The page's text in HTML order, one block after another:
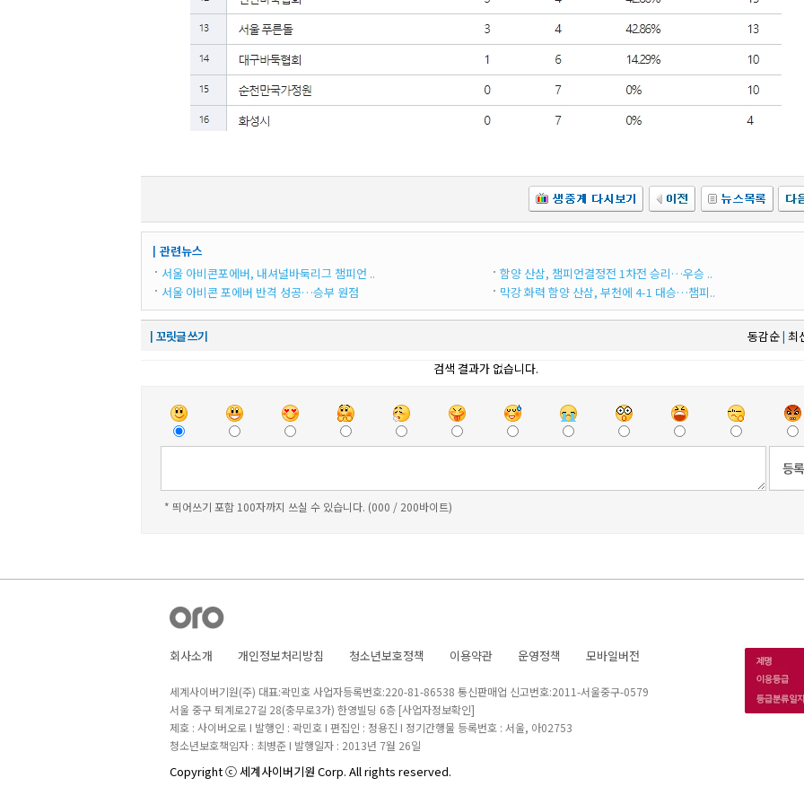
┃관련뉴스
서울 아비콘포에버, 내셔널바둑리그 챔피언 ..
서울 아비콘 포에버 반격 성공…승부 원점
함양 산삼, 챔피언결정전 1차전 승리…우승 ..
막강 화력 함양 산삼, 부천에 4-1 대승…챔피..
┃꼬릿글 쓰기 동감순| 최
검색 결과가 없습니다.
* 띄어쓰기 포함 100자까지 쓰실 수 있습니다. (000 / 200바이트)
회사소개 개인정보처리방침 청소년보호정책 이용약관 운영정책 모바일버전
세계사이버기원(주) 대표:곽민호 사업자등록번호:220-81-86538 통신판매업 신고번호:2011-서울중구-0579
서울 중구 퇴계로27길 28(충무로3가) 한영빌딩 6층 [사업자정보확인]
제호 : 사이버오로 I 발행인 : 곽민호 I 편집인 : 정용진 I 정기간행물 등록번호 : 서울, 아02753
청소년보호책임자 : 최병준 I 발행일자 : 2013년 7월 26일
Copyright ⓒ 세계사이버기원 Corp. All rights reserved.